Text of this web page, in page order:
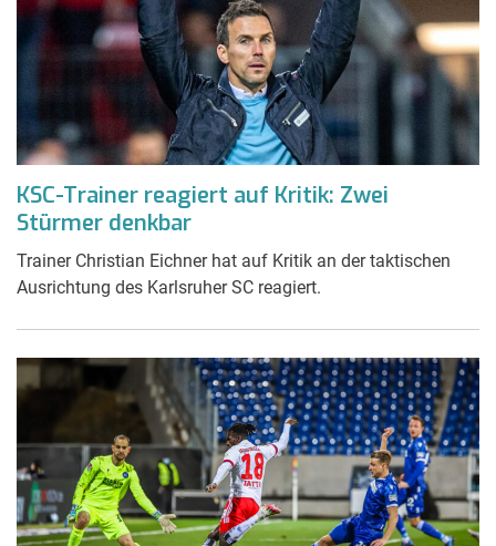
KSC-Trainer reagiert auf Kritik: Zwei
Stürmer denkbar
Trainer Christian Eichner hat auf Kritik an der taktischen
Ausrichtung des Karlsruher SC reagiert.